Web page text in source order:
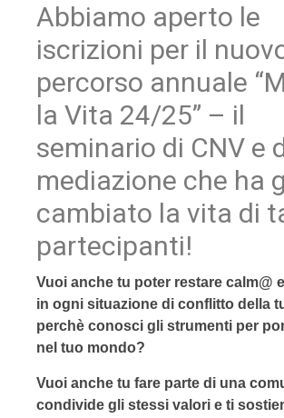
Abbiamo aperto le
iscrizioni per il
percorso annuale
la Vita 24/25” – il
seminario di CNV e
mediazione che ha
cambiato la vita di
partecipanti!
Vuoi anche tu poter restare calm@
in ogni situazione di conflitto della
perchè conosci gli strumenti per
nel tuo mondo?
Vuoi anche tu fare parte di una
condivide gli stessi valori e ti